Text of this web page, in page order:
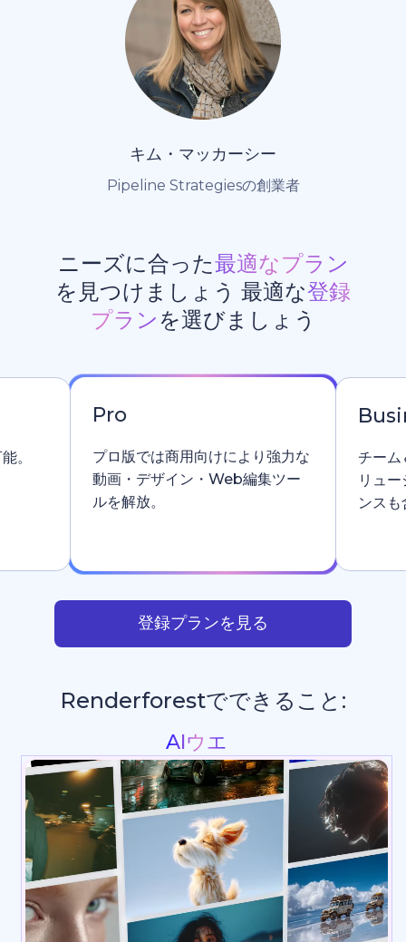
キム・マッカーシー
Pipeline Strategiesの創業者
ニーズに合った最適なプラン
を見つけましょう 最適な登録
プランを選びましょう
。
Pro
プロ版では商用向けにより強力な
動画・デザイン・Web編集ツー
ルを解放。
チーム
リュ
ンス
登録プランを見る
Renderforestでできること:
プレゼ